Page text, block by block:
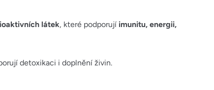
látek, které podporují imunitu, energii,
detoxikaci i doplnění živin.